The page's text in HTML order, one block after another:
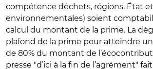
compétence déchets, régions, État
environnementales) soient
calcul du montant de la prime. La
plafond de la prime pour atteindre
de 80% du montant de
presse "d’ici à la fin de l’agrément"